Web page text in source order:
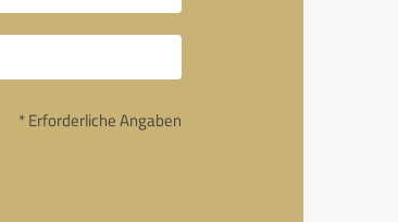
* Erforderliche Angaben